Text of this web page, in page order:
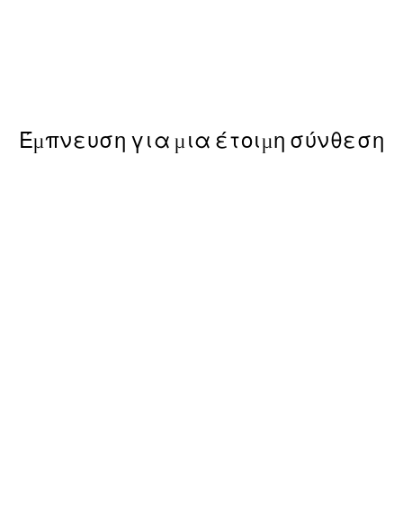
Έμπνευση για μια έτοιμη σύνθεση